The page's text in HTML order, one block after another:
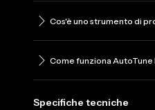
Cos'è uno strumento di
Come funziona AutoTune
Specifiche tecniche